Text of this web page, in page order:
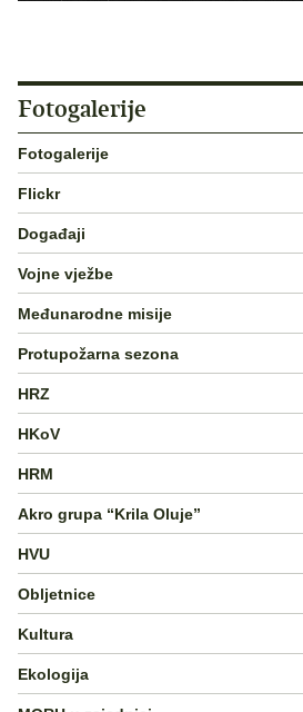
Fotogalerije
Fotogalerije
Flickr
Događaji
Vojne vježbe
Međunarodne misije
Protupožarna sezona
HRZ
HKoV
HRM
Akro grupa “Krila Oluje”
HVU
Obljetnice
Kultura
Ekologija